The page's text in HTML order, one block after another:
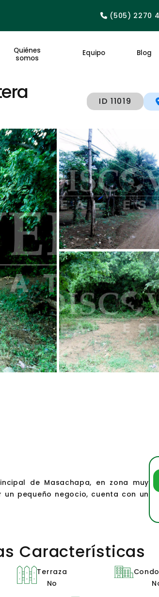
(505) 2270
Quiénes
somos
Equipo Blog
ID 11019
de Masachapa, en zona muy
pequeño negocio, cuenta con un
Características
Terraza
No